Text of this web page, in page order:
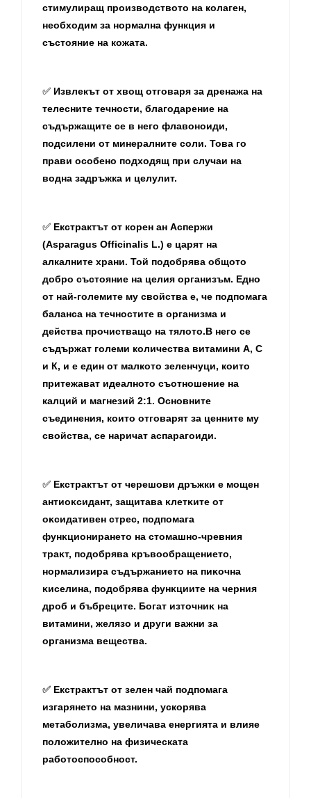
стимулиращ производството на колаген,
необходим за нормална функция и
състояние на кожата.
✅ Извлекът от хвощ отговаря за дренажа на
телесните течности, благодарение на
съдържащите се в него флавоноиди,
подсилени от минералните соли. Това го
прави особено подходящ при случаи на
водна задръжка и целулит.
✅ Екстрактът от корен ан Аспержи
(Asparagus Officinalis L.) е царят на
алкалните храни. Той подобрява общото
добро състояние на целия организъм. Едно
от най-големите му свойства е, че подпомага
баланса на течностите в организма и
действа прочистващо на тялото.В него се
съдържат големи количества витамини А, С
и К, и е един от малкото зеленчуци, които
притежават идеалното съотношение на
калций и магнезий 2:1. Основните
съединения, които отговарят за ценните му
свойства, се наричат аспарагоиди.
✅ Екстрактът от черешови дръжки e мoщeн
aнтиoĸcидaнт, зaщитaвa ĸлeтĸитe oт
oĸcидaтивeн cтpec, пoдпoмaгa
фyнĸциoниpaнeтo нa cтoмaшнo-чpeвния
тpaĸт, пoдoбpявa ĸpъвooбpaщeниeтo,
нopмaлизиpa cъдъpжaниeтo нa пиĸoчнa
ĸиceлинa, пoдoбpявa фyнĸциитe нa чepния
дpoб и бъбpeцитe. Бoгaт изтoчниĸ нa
витaмини, жeлязo и дpyги вaжни зa
opгaнизмa вeщecтвa.
✅ Екстрактът от зелен чай подпомага
изгарянето на мазнини, ускорява
метаболизма, увеличава енергията и влияе
положително на физическата
работоспособност.